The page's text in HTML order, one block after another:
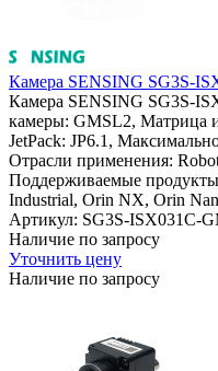
Камера SENSING SG3S-
Камера SENSING SG3S-
камеры: GMSL2, Матрица
JetPack: JP6.1,
Отрасли применения:
Поддерживаемые
Industrial, Orin NX, Orin
Артикул: SG3S-ISX031C-
Наличие по запросу
Уточнить цену
Наличие по запросу